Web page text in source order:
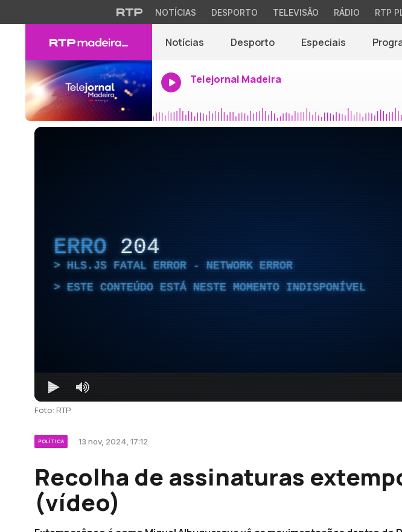
NOTÍCIAS DESPORTO TELEVISÃO RÁDIO RTP
Notícias Desporto Especiais
Telejornal Madeira
ERRO 204
HLS.JS FATAL ERROR - NETWORK ERROR
ESTE CONTEÚDO ESTÁ NESTE MOMENTO INDISPONÍVEL
Foto: RTP
POLÍTICA 13 nov, 2024, 17:12
Recolha de assinaturas
(vídeo)